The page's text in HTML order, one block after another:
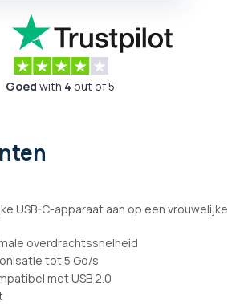
Goed with 4 out of 5
USB-C-apparaat aan op een vrouwelijke
overdrachtssnelheid
tot 5 Go/s
met USB 2.0